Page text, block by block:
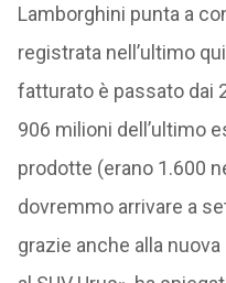
Lamborghini punta a
registrata nell’ultimo
fatturato è passato dai
906 milioni dell’ultimo
prodotte (erano 1.600
dovremmo arrivare a
grazie anche alla